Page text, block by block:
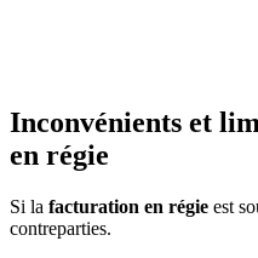
Inconvénients et
en régie
Si la facturation en régie est
contreparties.